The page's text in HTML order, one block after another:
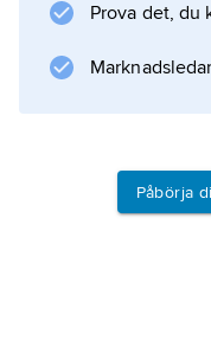
Prova det, du
Påbörja